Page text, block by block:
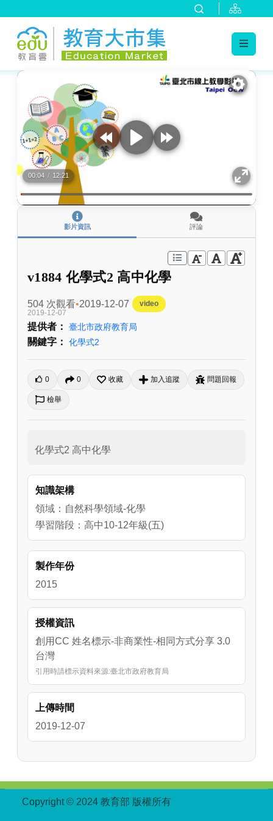
:::
00:04 / 12:21
影片資訊 評論
v1884 化學式2 高中化學
504 次觀看 2019-12-07
video
2019-12-07
提供者： 臺北市政府教育局
關鍵字： 化學式2
0 0 收藏 加入追蹤 問題回報
檢舉
化學式2 高中化學
知識架構
領域：自然科學領域-化學
學習階段：高中10-12年級(五)
製作年份
2015
授權資訊
創用CC 姓名標示-非商業性-相同方式分享 3.0
台灣
引用時請標示資料來源:臺北市政府教育局
上傳時間
2019-12-07
Copyright © 2024 教育部 版權所有